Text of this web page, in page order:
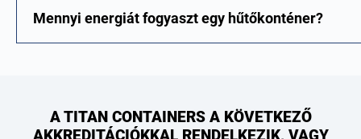
Mennyi energiát fogyaszt egy hűtőkonténer?
A TITAN CONTAINERS A KÖVETKEZŐ